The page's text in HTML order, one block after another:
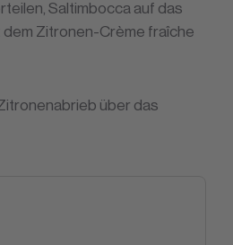
Saltimbocca auf das
dem Zitronen-Crème fraîche
über das